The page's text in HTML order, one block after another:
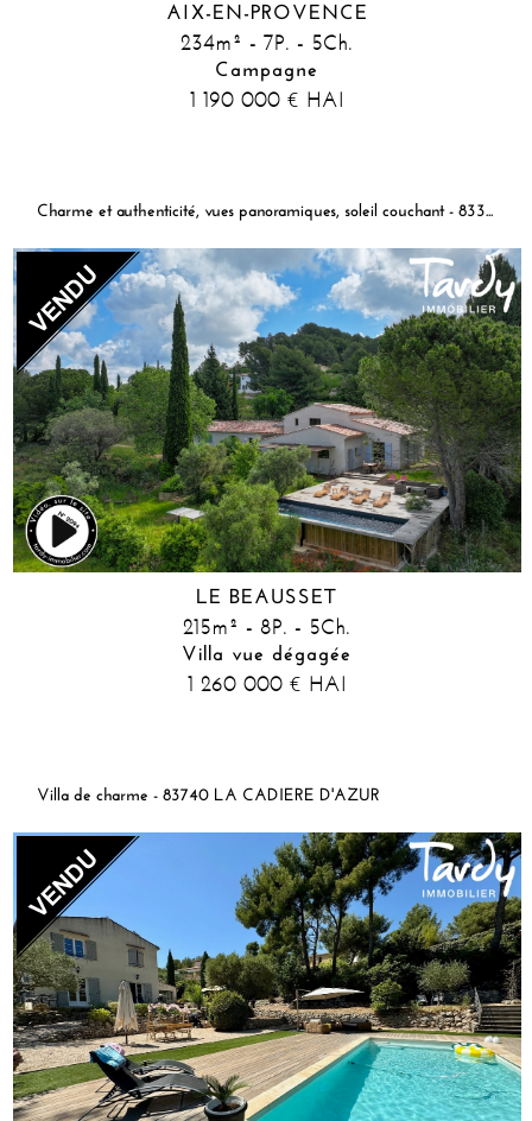
AIX-EN-PROVENCE
234m² - 7P. - 5Ch.
Campagne
1 190 000 € HAI
Charme et authenticité, vues panoramiques, soleil couchant - 83330 LE BEAUSSET
LE BEAUSSET
215m² - 8P. - 5Ch.
Villa vue dégagée
1 260 000 € HAI
Villa de charme - 83740 LA CADIERE D'AZUR